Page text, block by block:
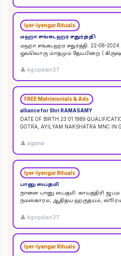
Iyer-Iyengar Rituals
மஹா சங்கடஹர சதுர்த்தி
மஹா சங்கடஹர சதுர்த்தி. 22-08-2024. சிராவண க்ருஷ்ண சதுர்த்தி.
ஒவ்வொரு மாதமும் தேய்பிறை (
👤 kgopalan37
FREE Matrimonials & Ads
alliance for Shri RAMASAMY
DATE OF BIRTH 23 01 1989
GOTRA, AYILYAM NAKSHATRA MNC IN
👤 agama
Iyer-Iyengar Rituals
பானு ஸப்தமி
நாளை பானு ஸப்தமி. காயத்திரி
நமஸ்காரம், ஆதித்ய ஹ்ருத்யம்,
👤 kgopalan37
Iyer-Iyengar Rituals